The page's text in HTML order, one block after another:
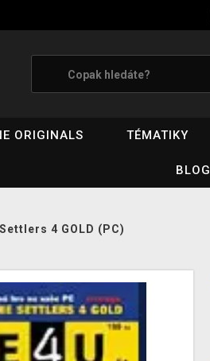
ORIGINALS TÉMATIKY
BLOG
Settlers 4 GOLD (PC)